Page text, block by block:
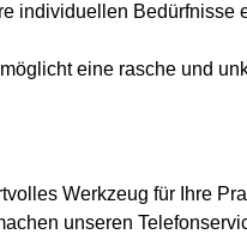
individuellen Bedürfnisse
eine rasche und
Werkzeug für Ihre
unseren